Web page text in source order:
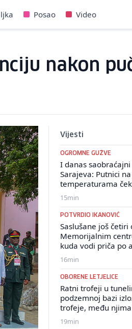
Posao Video
nakon
Vijesti
OGROMNE GUŽVE
I danas
Sarajeva: Putnici
temperaturama
15min
POTVRDIO IKANOVIĆ
Saslušane još četiri
Memorijalnim
kuda vodi priča po
16min
OBORENE LETJELICE
Ratni trofeji u
podzemnoj bazi
trofeje, među njima
19min